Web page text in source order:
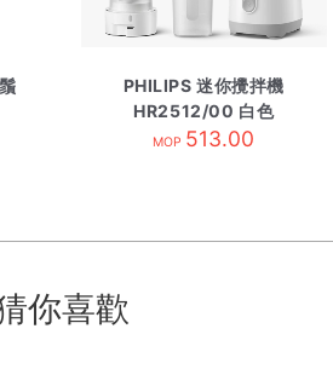
PHILIPS 迷你攪拌機
HR2512/00 白色
MOP 513.00
你喜歡